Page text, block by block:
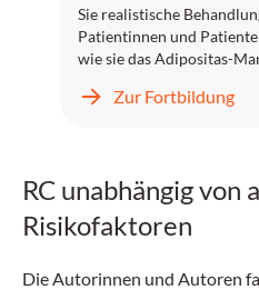
Sie realistische
Patientinnen und
wie sie das Adipositas-
Ernährung, Bewegung
Zur Fortbildung
RC unabhängig von
Risikofaktoren
Die Autorinnen und Autoren